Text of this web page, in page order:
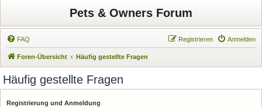
Pets & Owners Forum
FAQ Anmelden
Registrieren
Foren-Übersicht Häufig gestellte Fragen
Häufig gestellte Fragen
Registrierung und Anmeldung